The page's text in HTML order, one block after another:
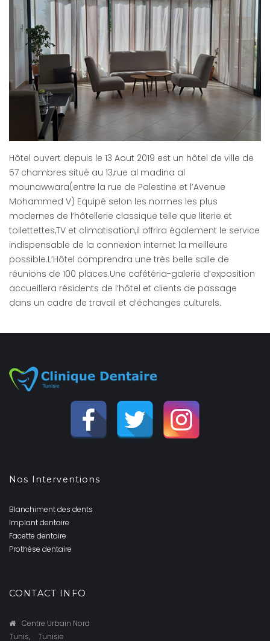
Hôtel ouvert depuis le 13 Aout 2019 est un hôtel de ville de
57 chambres situé au 13,rue al madina al
mounawwara(entre la rue de Palestine et l’Avenue
Mohammed V) Equipé selon les normes les plus
modernes de l’hôtellerie classique telle que literie et
toilettettes,TV et climatisation,il offrira également le service
indispensable de la connexion internet la meilleure
possible.L’Hôtel comprendra une très belle salle de
réunions de 100 places.Une cafétéria-galerie d’exposition
accueillera résidents de l’hôtel et clients de passage
dans un cadre de travail et d’échanges culturels.
Nos Interventions
Blanchiment des dents
Implant dentaire
Facette dentaire
Prothèse dentaire
CONTACT INFO
Centre Urbain Nord
Tunis,
Tunisie